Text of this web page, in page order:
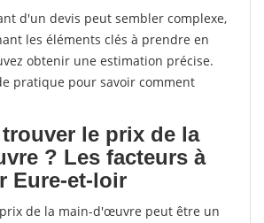
d'un devis peut sembler complexe,
les éléments clés à prendre en
obtenir une estimation précise.
pratique pour savoir comment
le prix de la
? Les facteurs à
Eure-et-loir
de la main-d'œuvre peut être un